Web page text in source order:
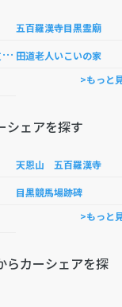
五百羅漢寺目黒霊廟
目
黒区下目黒在宅介護支援センター 田道老人いこいの家
>もっと
シェアを探す
天恩山 五百羅漢寺
目黒競馬場跡碑
>もっと
らカーシェアを探